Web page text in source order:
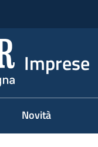
Imprese
Novità